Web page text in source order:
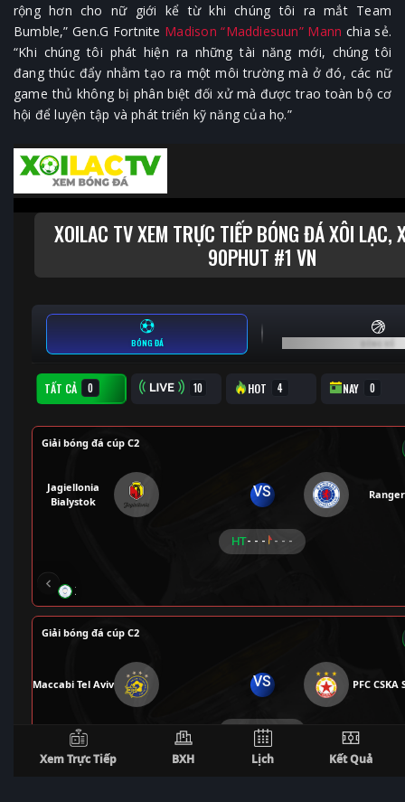
rộng hơn cho nữ giới kể từ khi chúng tôi ra mắt Team
Bumble,” Gen.G Fortnite Madison “Maddiesuun” Mann chia sẻ.
“Khi chúng tôi phát hiện ra những tài năng mới, chúng tôi
đang thúc đẩy nhằm tạo ra một môi trường mà ở đó, các nữ
game thủ không bị phân biệt đối xử mà được trao toàn bộ cơ
hội để luyện tập và phát triển kỹ năng của họ.”